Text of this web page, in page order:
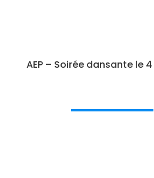
AEP – Soirée dansante le